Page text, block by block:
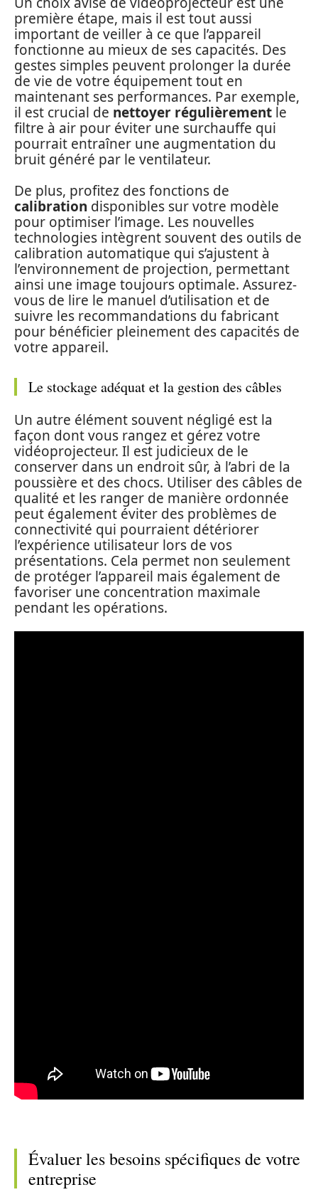
première étape, mais il est tout aussi
important de veiller à ce que l’appareil
fonctionne au mieux de ses capacités. Des
gestes simples peuvent prolonger la durée
de vie de votre équipement tout en
maintenant ses performances. Par exemple,
il est crucial de nettoyer régulièrement le
filtre à air pour éviter une surchauffe qui
pourrait entraîner une augmentation du
bruit généré par le ventilateur.
De plus, profitez des fonctions de
calibration disponibles sur votre modèle
pour optimiser l’image. Les nouvelles
technologies intègrent souvent des outils de
calibration automatique qui s’ajustent à
l’environnement de projection, permettant
ainsi une image toujours optimale. Assurez-
vous de lire le manuel d’utilisation et de
suivre les recommandations du fabricant
pour bénéficier pleinement des capacités de
votre appareil.
Le stockage adéquat et la gestion des câbles
Un autre élément souvent négligé est la
façon dont vous rangez et gérez votre
vidéoprojecteur. Il est judicieux de le
conserver dans un endroit sûr, à l’abri de la
poussière et des chocs. Utiliser des câbles de
qualité et les ranger de manière ordonnée
peut également éviter des problèmes de
connectivité qui pourraient détériorer
l’expérience utilisateur lors de vos
présentations. Cela permet non seulement
de protéger l’appareil mais également de
favoriser une concentration maximale
pendant les opérations.
Évaluer les besoins spécifiques de votre
entreprise